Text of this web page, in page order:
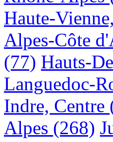
Haute-
Alpes-Côte
(77) Hauts-
Languedoc-
Indre, Centre
Alpes (268)